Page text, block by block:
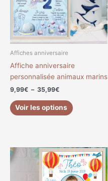
Affiches anniversaire
Affiche anniversaire
personnalisée animaux marins
9,99€ – 35,99€
Voir les options
Les
options
peuvent
produit
Plage
de
prix :
9,99€
Ce
produit
a